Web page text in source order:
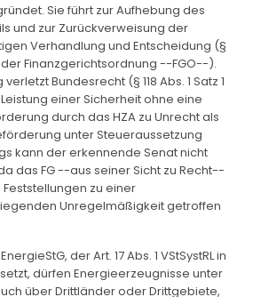
Sie führt zur Aufhebung des
und zur Zurückverweisung der
Verhandlung und Entscheidung (§
der Finanzgerichtsordnung --FGO--).
Bundesrecht (§ 118 Abs. 1 Satz 1
Leistung einer Sicherheit ohne eine
durch das HZA zu Unrecht als
unter Steueraussetzung
kann der erkennende Senat nicht
das FG --aus seiner Sicht zu Recht--
zu einer
Unregelmäßigkeit getroffen
EnergieStG, der Art. 17 Abs. 1 VStSystRL in
dürfen Energieerzeugnisse unter
über Drittländer oder Drittgebiete,